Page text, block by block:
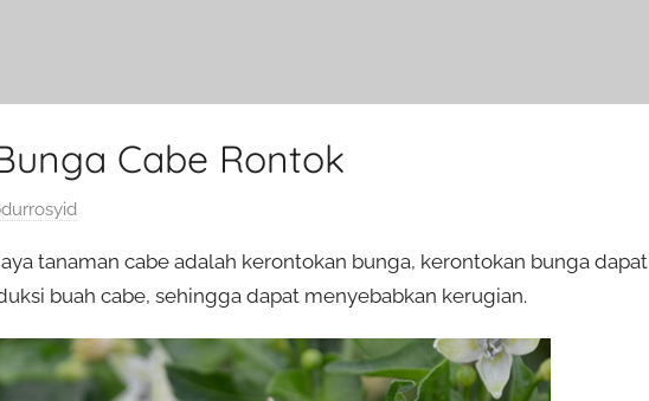
Cabe Rontok
tanaman cabe adalah kerontokan bunga, kerontokan bunga dapat
buah cabe, sehingga dapat menyebabkan kerugian.